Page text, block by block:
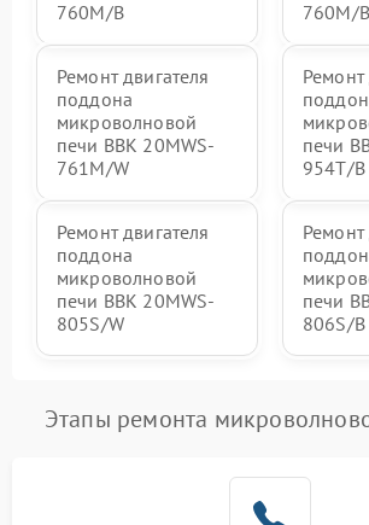
760M/B
760M/B
Ремонт двигателя
поддона
микроволновой
печи BBK 20MWS-
761M/W
Ремонт
печи
954T/B
Ремонт двигателя
поддона
микроволновой
печи BBK 20MWS-
805S/W
Ремонт
печи
806S/B
Этапы ремонта